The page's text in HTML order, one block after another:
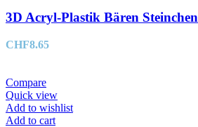
3D Acryl-Plastik Bären Steinchen
CHF8.65
Compare
Quick view
Add to wishlist
Add to cart